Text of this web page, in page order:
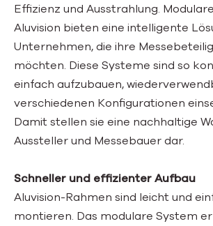
Effizienz und Ausstrahlung.
Aluvision bieten eine intelligente
Unternehmen, die ihre
möchten. Diese Systeme sind so
einfach aufzubauen,
verschiedenen Konfigurationen
Damit stellen sie eine nachhaltige
Aussteller und Messebauer dar.
Schneller und effizienter Aufbau
Aluvision-Rahmen sind leicht und
montieren. Das modulare System